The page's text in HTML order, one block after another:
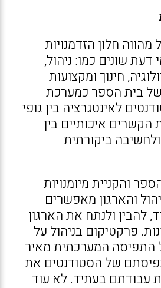
מהווה חלון הזדמנויות
שונים כמו: ניהול,
חינוך ומקצועות
של בית הספר כמערכת
לאינטגרציה בין גופי
הקשרים איכותיים בין
ביקורתית
והקניית מיומנויות
והארגון מאפשרים
להבין ולנתח את הארגון
פרקטיקום בניהול על
התפיסה המערכתית מאיר
של הסטודנטים את
עבודתם בעתיד. לא עוד